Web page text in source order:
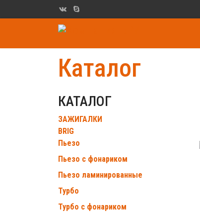
Каталог
КАТАЛОГ
ЗАЖИГАЛКИ
BRIG
Пьезо
Пьезо с фонариком
Пьезо ламинированные
Турбо
Турбо с фонариком